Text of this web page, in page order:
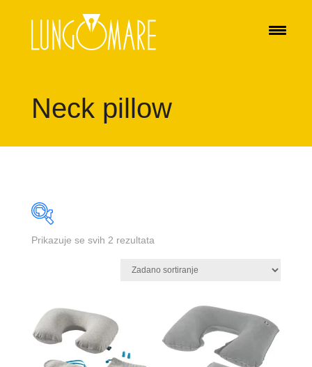
Neck pillow
Prikazuje se svih 2 rezultata